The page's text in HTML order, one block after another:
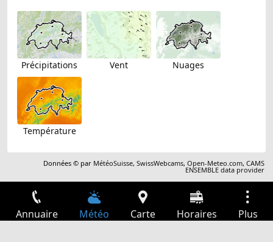
Précipitations Vent Nuages
Température
Données © par MétéoSuisse,SwissWebcams,Open-Meteo.com,CAMS
ENSEMBLE data provider
Annuaire Météo Carte Horaires Plus